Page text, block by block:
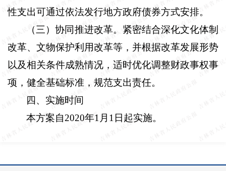
性支出可通过依法发行地方政府债券方式安排。
（三）协同推进改革。
紧密结合深化文化体制
改革、文物保护利用改革等，并根据改革发展形势
以及相关条件成熟情况，适时优化调整财政事权事
项，健全基础标准，规范支出责任。
四、实施时间
本方案自2020年1 月 1 日起实施。